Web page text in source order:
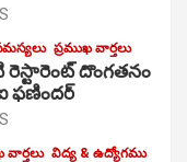
ప్రముఖ వార్తలు
రెస్టారెంట్ దొంగతనం
ఫణిందర్
వార్తలు విద్య & ఉద్యోగము